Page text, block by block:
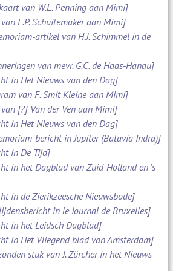
van W.L. Penning aan Mimi]
F.P. Schuitemaker aan Mimi]
artikel van H.J. Schimmel in de
van mevr. G.C. de Haas-Hanau]
in Het Nieuws van den Dag]
van F. Smit Kleine aan Mimi]
[?] Van der Ven aan Mimi]
in Het Nieuws van den Dag]
bericht in Jupiter (Batavia Indra)]
in De Tijd]
in het Dagblad van Zuid-Holland en 's-
in de Zierikzeesche Nieuwsbode]
in le Journal de Bruxelles]
in het Leidsch Dagblad]
in Het Vliegend blad van Amsterdam]
stuk van J. Zürcher in het Nieuws